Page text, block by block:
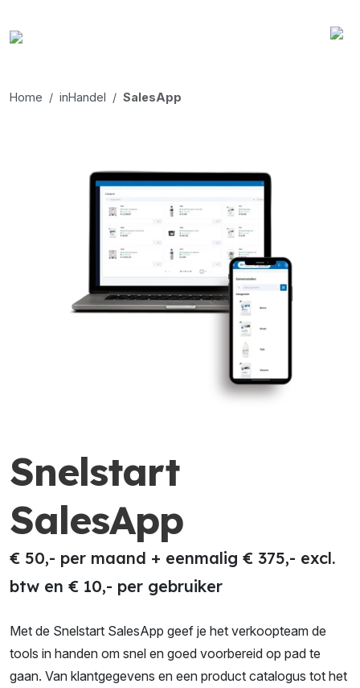
Home inHandel SalesApp
Snelstart
SalesApp
€ 50,- per maand + eenmalig € 375,- excl.
btw en € 10,- per gebruiker
Met de Snelstart SalesApp geef je het verkoopteam de
tools in handen om snel en goed voorbereid op pad te
gaan. Van klantgegevens en een product catalogus tot het